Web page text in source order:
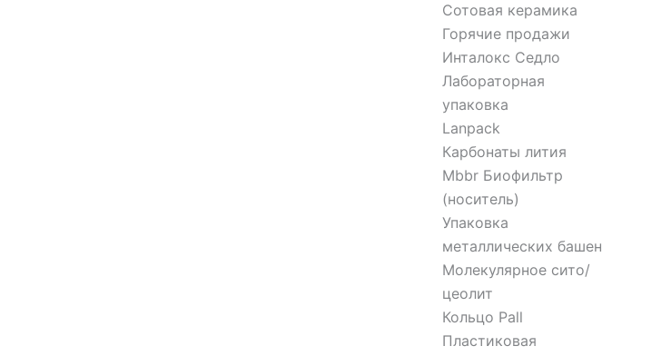
Сотовая керамика
Горячие продажи
Инталокс Седло
Лабораторная
упаковка
Lanpack
Карбонаты лития
Mbbr Биофильтр
(носитель)
Упаковка
металлических башен
Молекулярное сито/
цеолит
Кольцо Pall
Пластиковая